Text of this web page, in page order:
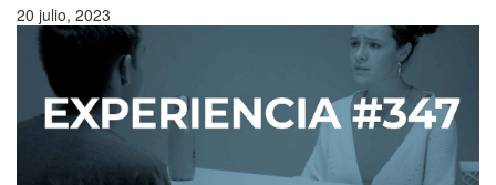
20 julio, 2023